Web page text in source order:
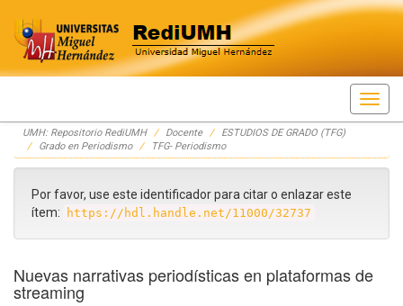
Skip
navigation
UMH: Repositorio RediUMH Docente
ESTUDIOS DE GRADO (TFG)
Grado en Periodismo
TFG- Periodismo
Por favor, use este identificador para citar o enlazar este
ítem:
https://hdl.handle.net/11000/32737
Nuevas narrativas periodísticas en plataformas de
streaming